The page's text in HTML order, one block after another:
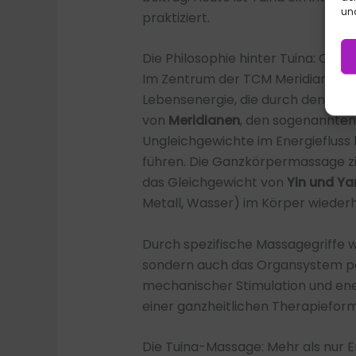
praktiziert.
Die Philosophie hinter Tuina: Qi,
Im Zentrum der TCM Meridian
Lebensenergie, die durch den
von Meridianen, den
Ungleichgewichte im
führen. Die Ganzkörpermassage
das Gleichgewicht von Yin und
Metall, Wasser) im Körper
Durch spezifische Massagegriffe
sondern auch das Organsystem
mechanischer Stimulation und
einer ganzheitlichen
Die Tuina-Massage: Mehr als nur